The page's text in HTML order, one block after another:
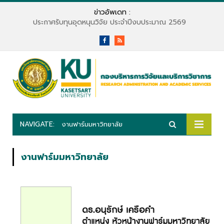
ข่าวอัพเดท :
ประกาศรับทุนอุดหนุนวิจัย ประจำปีงบประมาณ 2569
FacebookRSS
NAVIGATE: งานฟาร์มมหาวิทยาลัย
งานฟาร์มมหาวิทยาลัย